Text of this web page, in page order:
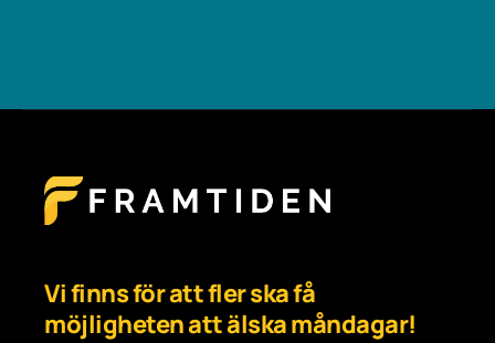
Vi finns för att fler ska få
möjligheten att älska måndagar!